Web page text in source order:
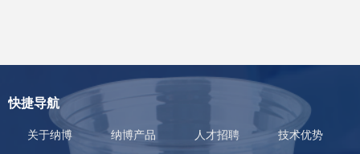
快捷导航
关于纳博 纳博产品 人才招聘 技术优势